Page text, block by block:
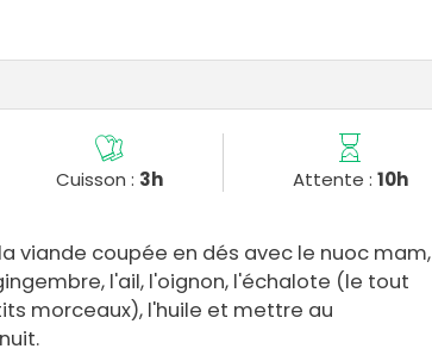
Cuisson : 3h Attente : 10h
viande coupée en dés avec le nuoc mam,
l'ail, l'oignon, l'échalote (le tout
morceaux), l'huile et mettre au